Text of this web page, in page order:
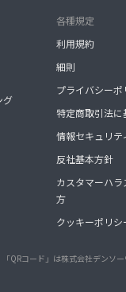
グ
各種規定
利用規約
細則
プライバシーポ
特定商取引法に
情報セキュリテ
反社基本方針
カスタマーハラ
方
クッキーポリシ
「QRコード」は株式会社デンソ